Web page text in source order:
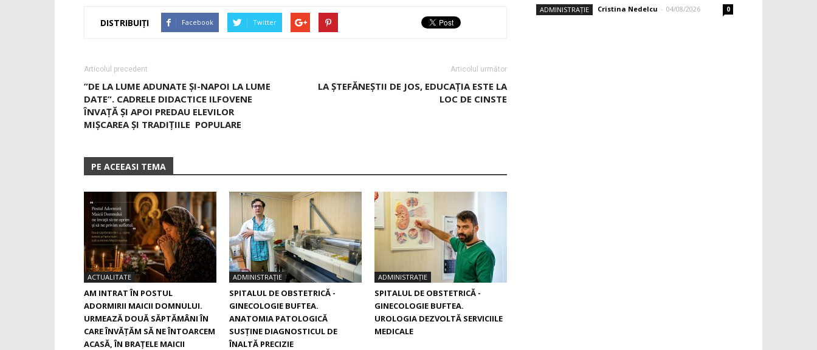
DISTRIBUIȚI Facebook Twitter
Articolul precedent
”DE LA LUME ADUNATE ȘI-NAPOI LA LUME
DATE”. CADRELE DIDACTICE ILFOVENE
ÎNVAŢĂ ŞI APOI PREDAU ELEVILOR
MIŞCAREA ŞI TRADIŢIILE POPULARE
Articolul următor
LA ŞTEFĂNEŞTII DE JOS, EDUCAŢIA ESTE LA
LOC DE CINSTE
PE ACEEASI TEMA
ACTUALITATE
AM INTRAT ÎN POSTUL
ADORMIRII MAICII DOMNULUI.
URMEAZĂ DOUĂ SĂPTĂMÂNI ÎN
CARE ÎNVĂŢĂM SĂ NE ÎNTOARCEM
ACASĂ, ÎN BRAŢELE MAICII
ADMINISTRAȚIE
SPITALUL DE OBSTETRICĂ -
GINECOLOGIE BUFTEA.
ANATOMIA PATOLOGICĂ
SUSŢINE DIAGNOSTICUL DE
ÎNALTĂ PRECIZIE
ADMINISTRAȚIE
SPITALUL DE OBSTETRICĂ -
GINECOLOGIE BUFTEA.
UROLOGIA DEZVOLTĂ SERVICIILE
MEDICALE
ADMINISTRAȚIE Cristina Nedelcu - 04/08/2026 0